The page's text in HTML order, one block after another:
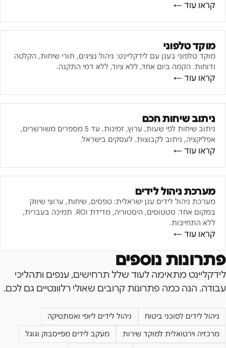
קראו עוד ←
מוקד טלפוני
מוקד טלפוני בענן עם לידקליינט: ניהול נציגים, תורי שיחות, הקלטה
ודוחות. הקמה ביום אחד, ללא ציוד, ללא דמי התקנה.
קראו עוד ←
ניתוב שיחות חכם
ניתוב שיחות לפי שעות, ערוץ, זמינות. עד 5 מספרים משורשרים,
אפליקציה, ניתוב לקבוצות. לעסקים בישראל.
קראו עוד ←
מערכת ניהול לידים
מערכת ניהול לידים ענן ישראלית: טפסים, שיחות, ערוצי שיווק
במקום אחד. סטטוסים, היסטוריה, מדידת ROI. תמיכה בעברית,
ללא התחייבות.
קראו עוד ←
פתרונות נוספים
לידקליינט מתאימה לעוד שלל תרחישים, ענפים ותהליכי
עבודה. הנה כמה פתרונות קרובים שאולי רלוונטיים גם לכם.
ניהול לידים לסוכני ביטוח
ניהול לידים ליופי ואסתטיקה
מרכזיה וירטואלית למוקד שירות
מעקב לידים מפייסבוק וגוגל